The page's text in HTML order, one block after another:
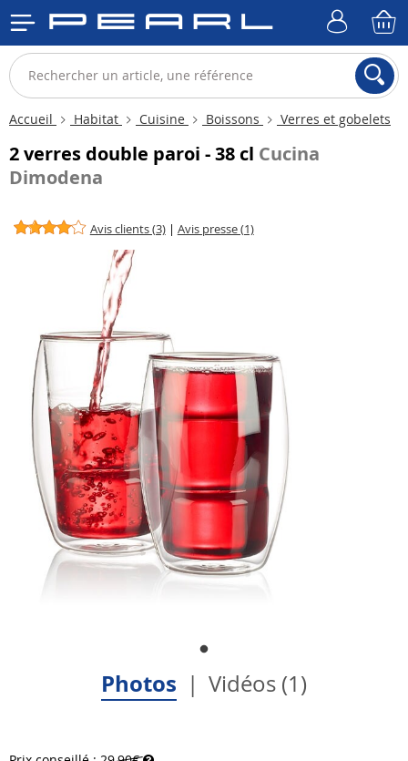
Accueil Habitat Cuisine Boissons Verres et gobelets
2 verres double paroi - 38 cl Cucina
Dimodena
Avis clients (3) | Avis presse (1)
Photos Vidéos (1)